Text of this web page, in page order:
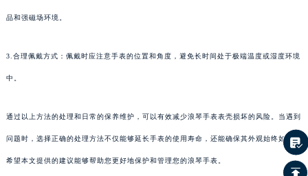
品和强磁场环境。
3.合理佩戴方式：佩戴时应注意手表的位置和角度，避免长时间处于极端温度或湿度环境
中。
通过以上方法的处理和日常的保养维护，可以有效减少浪琴手表表壳损坏的风险。当遇到
问题时，选择正确的处理方法不仅能够延长手表的使用寿命，还能确保其外观始终如新。
希望本文提供的建议能够帮助您更好地保护和管理您的浪琴手表。